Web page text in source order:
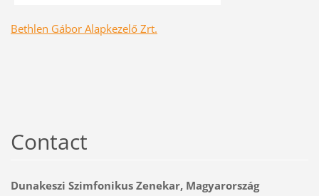
Bethlen Gábor Alapkezelő Zrt.
Contact
Dunakeszi Szimfonikus Zenekar, Magyarország